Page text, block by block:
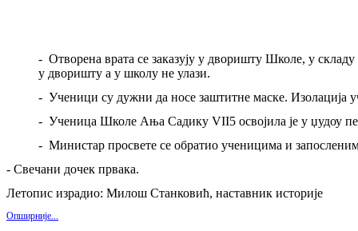
- Отворена врата се заказују у дворишту Школе, у
у дворишту а у школу не улази.
- Ученици су дужни да носе заштитне маске. Изолација
- Ученица Школе Ања Садику VII5 освојила је у џудоу
- Министар просвете се обратио ученицима и
- Свечани дочек првака.
Летопис израдио: Милош Станковић, наставник историје
Опширније...